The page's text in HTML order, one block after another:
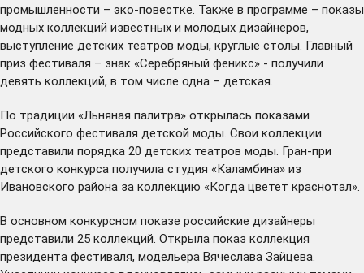
промышленности – эко-повестке. Также в программе – показы
модных коллекций известных и молодых дизайнеров,
выступление детских театров моды, круглые столы. Главный
приз фестиваля – знак «Серебряный феникс» - получили
девять коллекций, в том числе одна – детская.
По традиции «Льняная палитра» открылась показами
Российского фестиваля детской моды. Свои коллекции
представили порядка 20 детских театров моды. Гран-при
детского конкурса получила студия «Каламбина» из
Ивановского района за коллекцию «Когда цветет краснотал».
В основном конкурсном показе российские дизайнеры
представили 25 коллекций. Открыла показ коллекция
президента фестиваля, модельера Вячеслава Зайцева.